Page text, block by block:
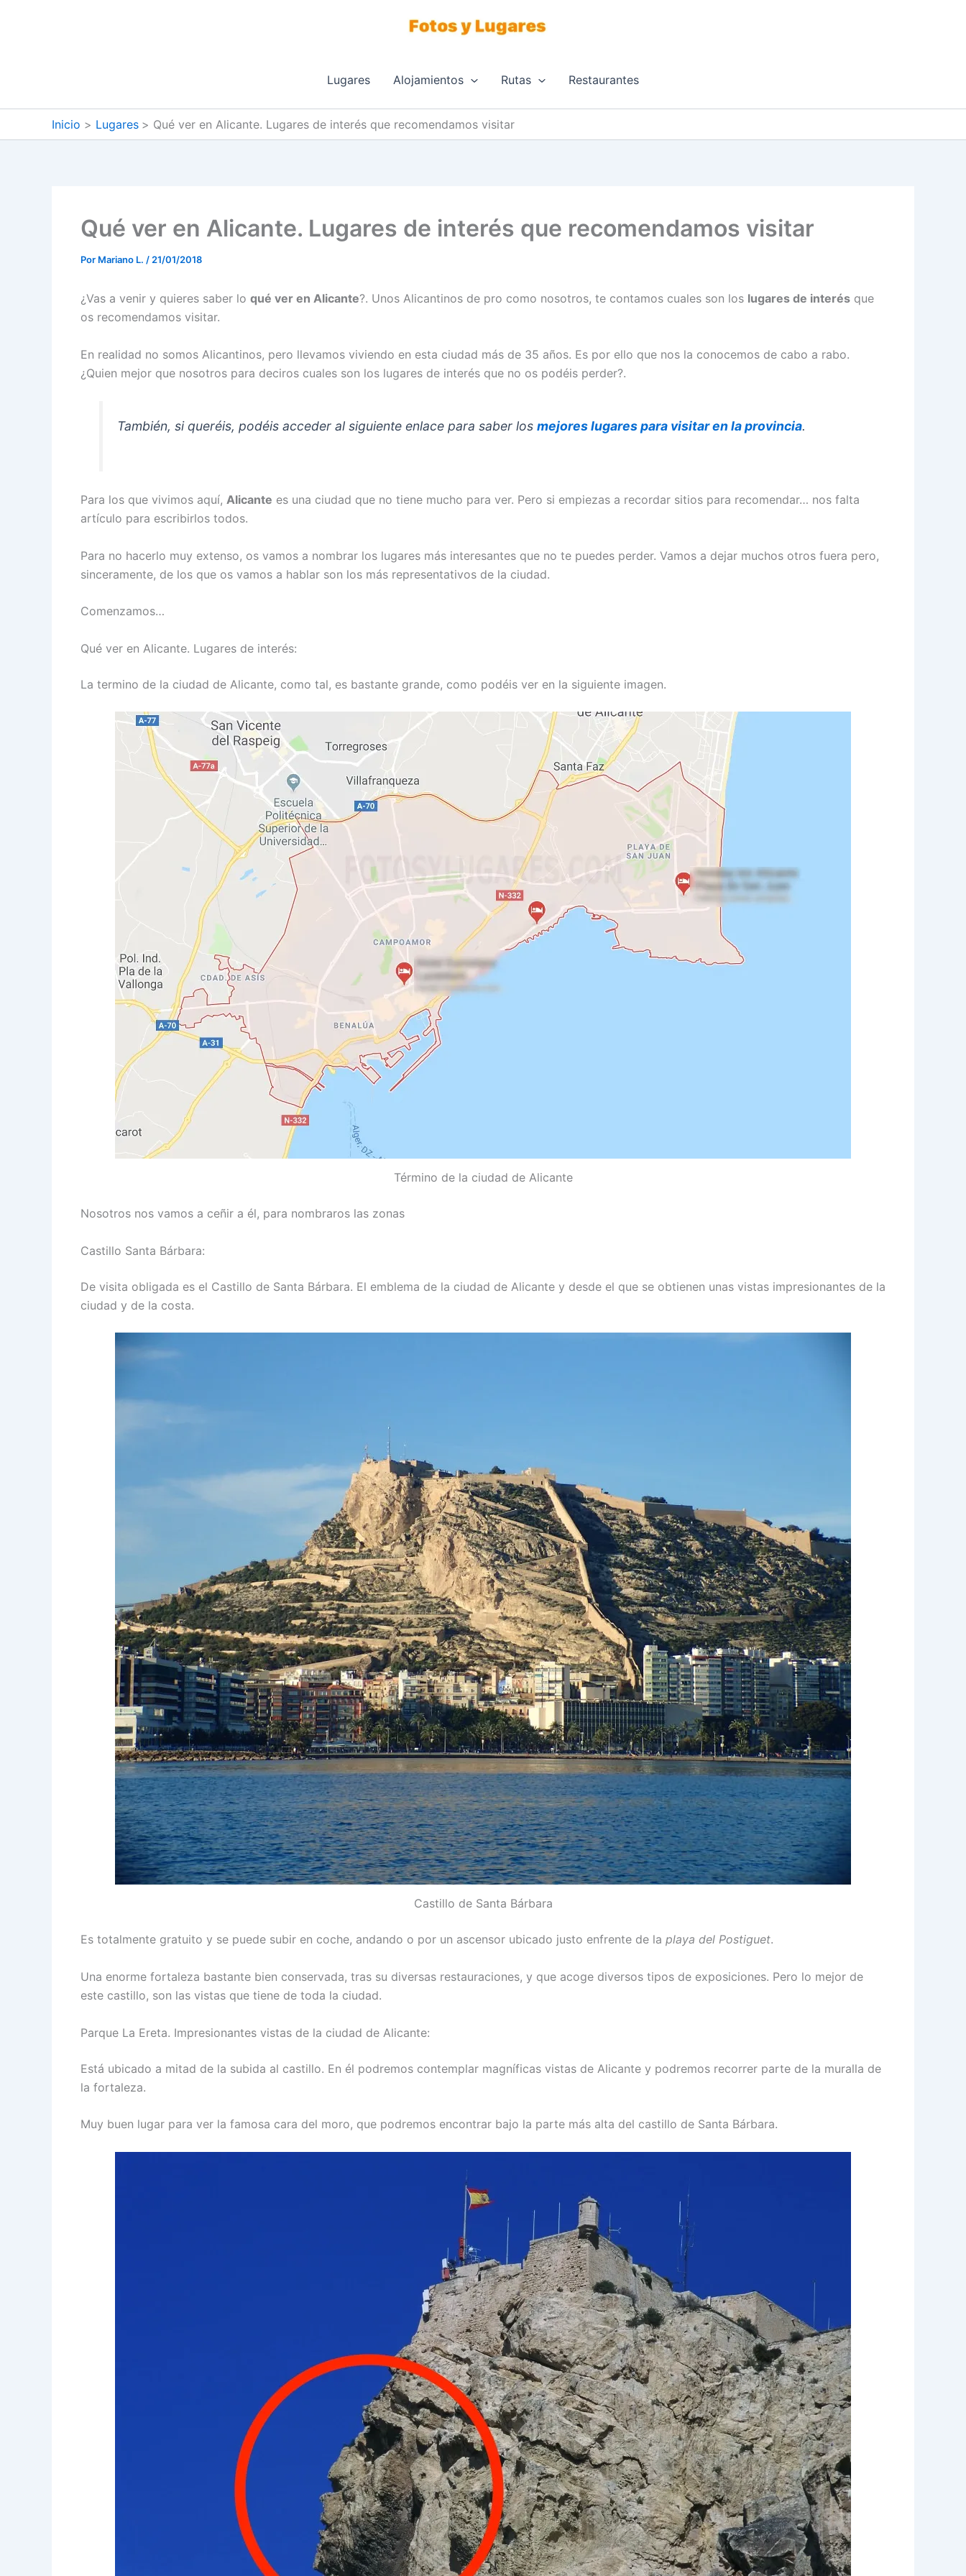
Lugares Alojamientos Rutas Restaurantes
Inicio Lugares Qué ver en Alicante. Lugares de interés que recomendamos visitar
Qué ver en Alicante. Lugares de interés que recomendamos visitar
Por Mariano L. /21/01/2018
¿Vas a venir y quieres saber lo qué ver en Alicante?. Unos Alicantinos de pro como nosotros, te contamos cuales son los lugares de interés que
os recomendamos visitar.
En realidad no somos Alicantinos, pero llevamos viviendo en esta ciudad más de 35 años. Es por ello que nos la conocemos de cabo a rabo.
¿Quien mejor que nosotros para deciros cuales son los lugares de interés que no os podéis perder?.
También, si queréis, podéis acceder al siguiente enlace para saber losmejores lugares para visitar en la provincia.
Para los que vivimos aquí, Alicante es una ciudad que no tiene mucho para ver. Pero si empiezas a recordar sitios para recomendar… nos falta
artículo para escribirlos todos.
Para no hacerlo muy extenso, os vamos a nombrar los lugares más interesantes que no te puedes perder. Vamos a dejar muchos otros fuera pero,
sinceramente, de los que os vamos a hablar son los más representativos de la ciudad.
Comenzamos…
Qué ver en Alicante. Lugares de interés:
La termino de la ciudad de Alicante, como tal, es bastante grande, como podéis ver en la siguiente imagen.
Término de la ciudad de Alicante
Nosotros nos vamos a ceñir a él, para nombraros las zonas
Castillo Santa Bárbara:
De visita obligada es el Castillo de Santa Bárbara. El emblema de la ciudad de Alicante y desde el que se obtienen unas vistas impresionantes de la
ciudad y de la costa.
Castillo de Santa Bárbara
Es totalmente gratuito y se puede subir en coche, andando o por un ascensor ubicado justo enfrente de la playa del Postiguet.
Una enorme fortaleza bastante bien conservada, tras su diversas restauraciones, y que acoge diversos tipos de exposiciones. Pero lo mejor de
este castillo, son las vistas que tiene de toda la ciudad.
Parque La Ereta. Impresionantes vistas de la ciudad de Alicante:
Está ubicado a mitad de la subida al castillo. En él podremos contemplar magníficas vistas de Alicante y podremos recorrer parte de la muralla de
la fortaleza.
Muy buen lugar para ver la famosa cara del moro, que podremos encontrar bajo la parte más alta del castillo de Santa Bárbara.